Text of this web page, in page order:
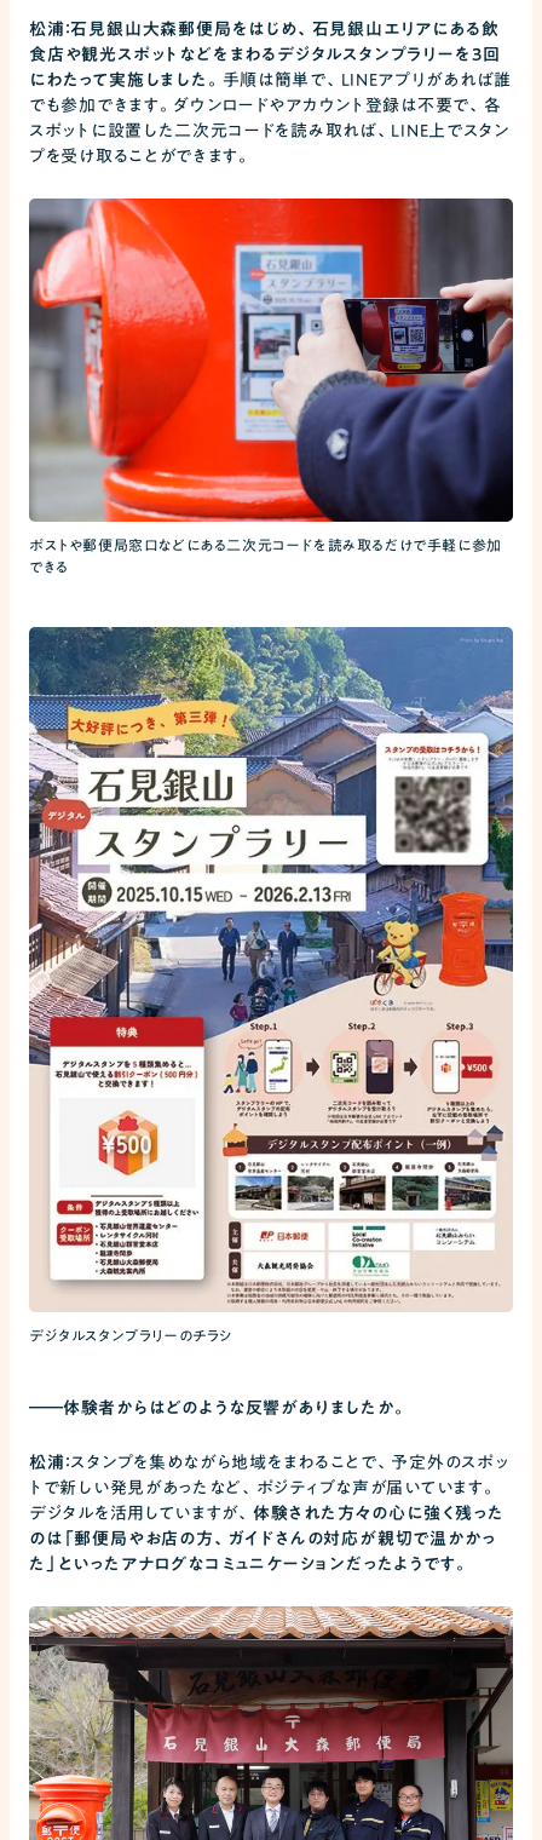
松浦：石見銀山大森郵便局をはじめ、石見銀山エリアにある飲
食店や観光スポットなどをまわるデジタルスタンプラリーを3回
にわたって実施しました。 手順は簡単で、LINEアプリがあれば誰
でも参加できます。ダウンロードやアカウント登録は不要で、各
スポットに設置した二次元コードを読み取れば、LINE上でスタン
プを受け取ることができます。
ポストや郵便局窓口などにある二次元コードを読み取るだけで手軽に参加
できる
デジタルスタンプラリーのチラシ
――体験者からはどのような反響がありましたか。
松浦：スタンプを集めながら地域をまわることで、予定外のスポッ
トで新しい発見があったなど、ポジティブな声が届いています。
デジタルを活用していますが、 体験された方々の心に強く残った
のは「郵便局やお店の方、ガイドさんの対応が親切で温かかっ
た」といったアナログなコミュニケーションだったようです。